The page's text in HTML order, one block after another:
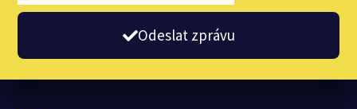
Odeslat zprávu